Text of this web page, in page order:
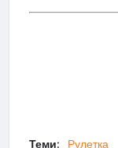
Теми: Рулетка